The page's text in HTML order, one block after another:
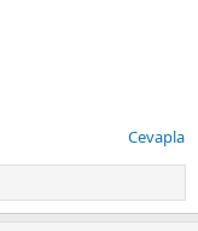
Cevapla